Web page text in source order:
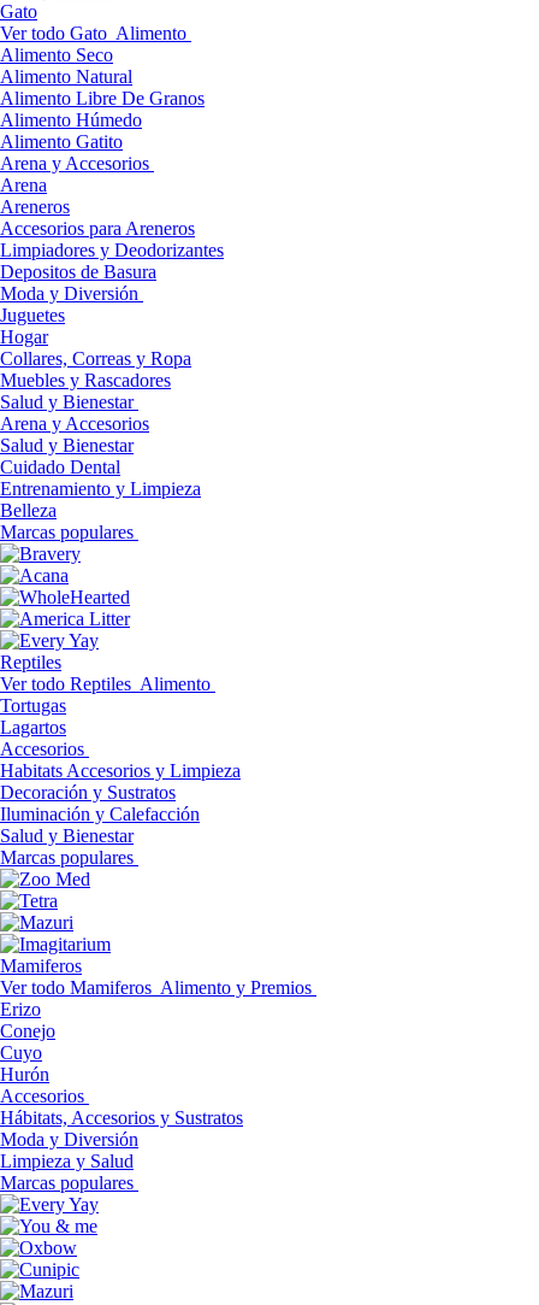
Gato
Ver todo Gato Alimento
Alimento Seco
Alimento Natural
Alimento Libre De Granos
Alimento Húmedo
Alimento Gatito
Arena y Accesorios
Arena
Areneros
Accesorios para Areneros
Limpiadores y Deodorizantes
Depositos de Basura
Moda y Diversión
Juguetes
Hogar
Collares, Correas y Ropa
Muebles y Rascadores
Salud y Bienestar
Arena y Accesorios
Salud y Bienestar
Cuidado Dental
Entrenamiento y Limpieza
Belleza
Marcas populares
Reptiles
Ver todo Reptiles Alimento
Tortugas
Lagartos
Accesorios
Habitats Accesorios y Limpieza
Decoración y Sustratos
Iluminación y Calefacción
Salud y Bienestar
Marcas populares
Mamiferos
Ver todo Mamiferos Alimento y Premios
Erizo
Conejo
Cuyo
Hurón
Accesorios
Hábitats, Accesorios y Sustratos
Moda y Diversión
Limpieza y Salud
Marcas populares